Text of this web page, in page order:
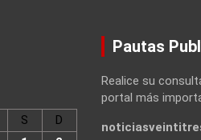
S
D
Pautas
Realice su
portal más